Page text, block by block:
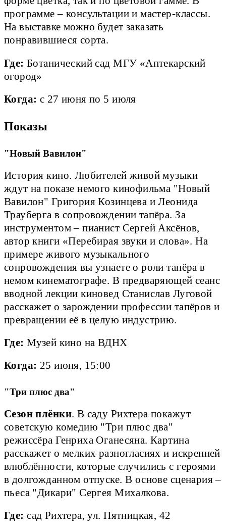
программе – консультации и мастер-классы.
На выставке можно будет заказать
понравившиеся сорта.
Где:Ботанический сад МГУ «Аптекарский
огород»
Когда: с 27 июня по 5 июля
Показы
"Новый Вавилон"
История кино. Любителей живой музыки
ждут на показе немого кинофильма "Новый
Вавилон" Григория Козинцева и Леонида
Трауберга в сопровождении тапёра. За
инструментом – пианист Сергей Аксёнов,
автор книги «Перебирая звуки и слова». На
примере живого музыкального
сопровождения вы узнаете о роли тапёра в
немом кинематографе. В предваряющей сеанс
вводной лекции киновед Станислав Луговой
расскажет о зарождении профессии тапёров и
превращении её в целую индустрию.
Где: Музей кино на ВДНХ
Когда: 25 июня, 15:00
"Три плюс два"
Сезон плёнки. В саду Рихтера покажут
советскую комедию "Три плюс два"
режиссёра Генриха Оганесяна. Картина
расскажет о мелких разногласиях и искренней
влюблённости, которые случились с героями
в долгожданном отпуске. В основе сценария –
пьеса "Дикари" Сергея Михалкова.
Где: сад Рихтера, ул. Пятницкая, 42